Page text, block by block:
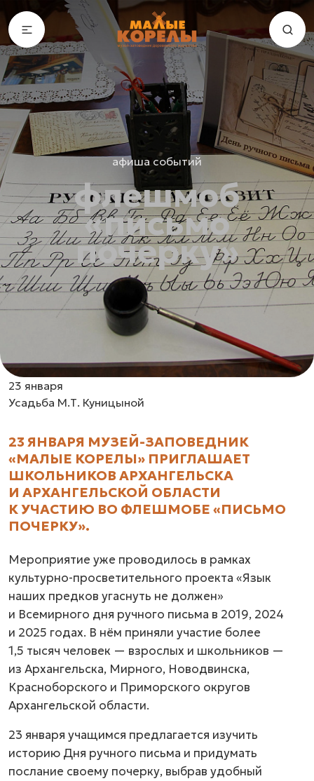
афиша событий
флешмоб
«письмо
почерку»
23 января
Усадьба М.Т. Куницыной
23 ЯНВАРЯ МУЗЕЙ-ЗАПОВЕДНИК
«МАЛЫЕ КОРЕЛЫ» ПРИГЛАШАЕТ
ШКОЛЬНИКОВ АРХАНГЕЛЬСКА
И АРХАНГЕЛЬСКОЙ ОБЛАСТИ
К УЧАСТИЮ ВО ФЛЕШМОБЕ «ПИСЬМО
ПОЧЕРКУ».
Мероприятие уже проводилось в рамках
культурно-просветительного проекта «Язык
наших предков угаснуть не должен»
и Всемирного дня ручного письма в 2019, 2024
и 2025 годах. В нём приняли участие более
1,5 тысяч человек — взрослых и школьников —
из Архангельска, Мирного, Новодвинска,
Красноборского и Приморского округов
Архангельской области.
23 января учащимся предлагается изучить
историю Дня ручного письма и придумать
послание своему почерку, выбрав удобный